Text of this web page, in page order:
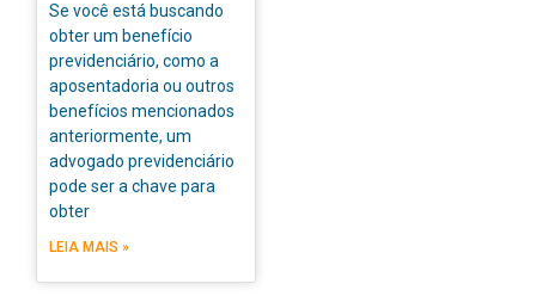
Se você está buscando
obter um benefício
previdenciário, como a
aposentadoria ou outros
benefícios mencionados
anteriormente, um
advogado previdenciário
pode ser a chave para
obter
LEIA MAIS »